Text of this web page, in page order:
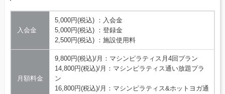
入会金
5,000円(税込) ：入会金
5,000円(税込) ：登録金
2,500円(税込) ：施設使用料
月額料金
9,800円(税込)/月：マシンピラティス月4回プラン
14,800円(税込)/月：マシンピラティス通い放題プラ
ン
16,800円(税込)/月：マシンピラティス&ホットヨガ通